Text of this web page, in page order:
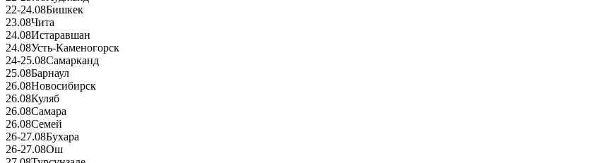
22-24.08Бишкек
23.08Чита
24.08Истаравшан
24.08Усть-Каменогорск
24-25.08Самарканд
25.08Барнаул
26.08Новосибирск
26.08Куляб
26.08Самара
26.08Семей
26-27.08Бухара
26-27.08Ош